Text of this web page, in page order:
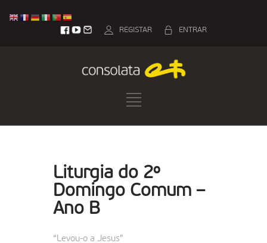
ENTRAR
REGISTAR
Liturgia do 2º
Domingo Comum –
Ano B
“Levou-o a Jesus”